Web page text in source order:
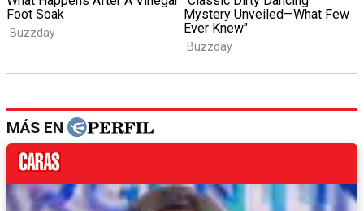
MÁS EN